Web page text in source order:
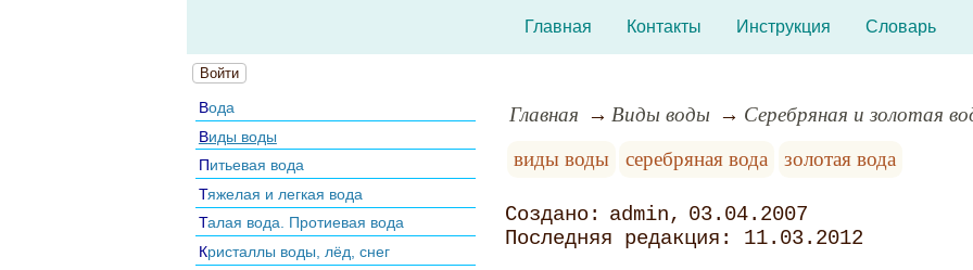
Главная Контакты Инструкция Словарь
Войти
Вода
Виды воды
Питьевая вода
Тяжелая и легкая вода
Талая вода. Протиевая вода
Кристаллы воды, лёд, снег
Главная Виды воды
Серебряная и золотая
виды воды
серебряная вода золотая вода
admin
03.04.2007
11.03.2012